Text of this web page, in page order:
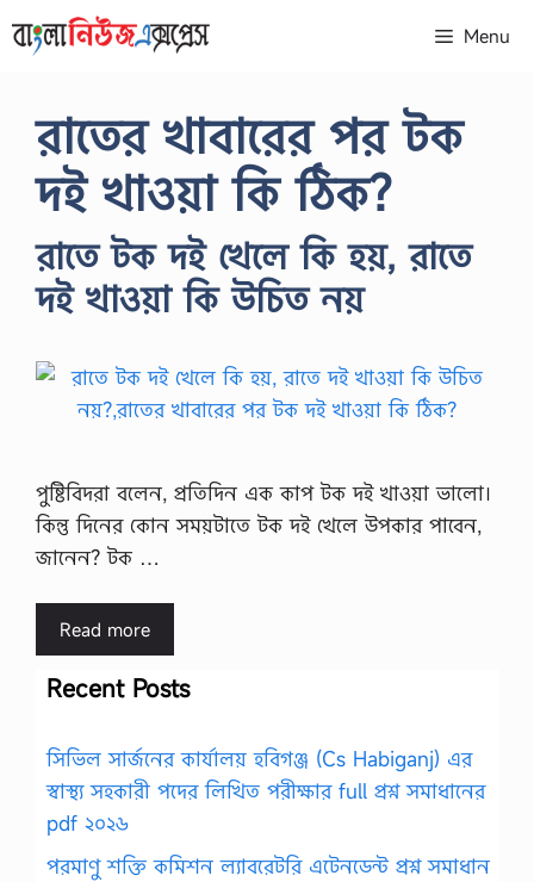
to
Menu
রাতের খাবারের পর টক
দই খাওয়া কি ঠিক?
রাতে টক দই খেলে কি হয়, রাতে
দই খাওয়া কি উচিত নয়
পুষ্টিবিদরা বলেন, প্রতিদিন এক কাপ টক দই খাওয়া ভালো।
কিন্তু দিনের কোন সময়টাতে টক দই খেলে উপকার পাবেন,
জানেন? টক …
Read more
Recent Posts
সিভিল সার্জনের কার্যালয় হবিগঞ্জ (Cs Habiganj) এর
স্বাস্থ্য সহকারী পদের লিখিত পরীক্ষার full প্রশ্ন সমাধানের
pdf ২০২৬
পরমাণু শক্তি কমিশন ল্যাবরেটরি এটেনডেন্ট প্রশ্ন সমাধান